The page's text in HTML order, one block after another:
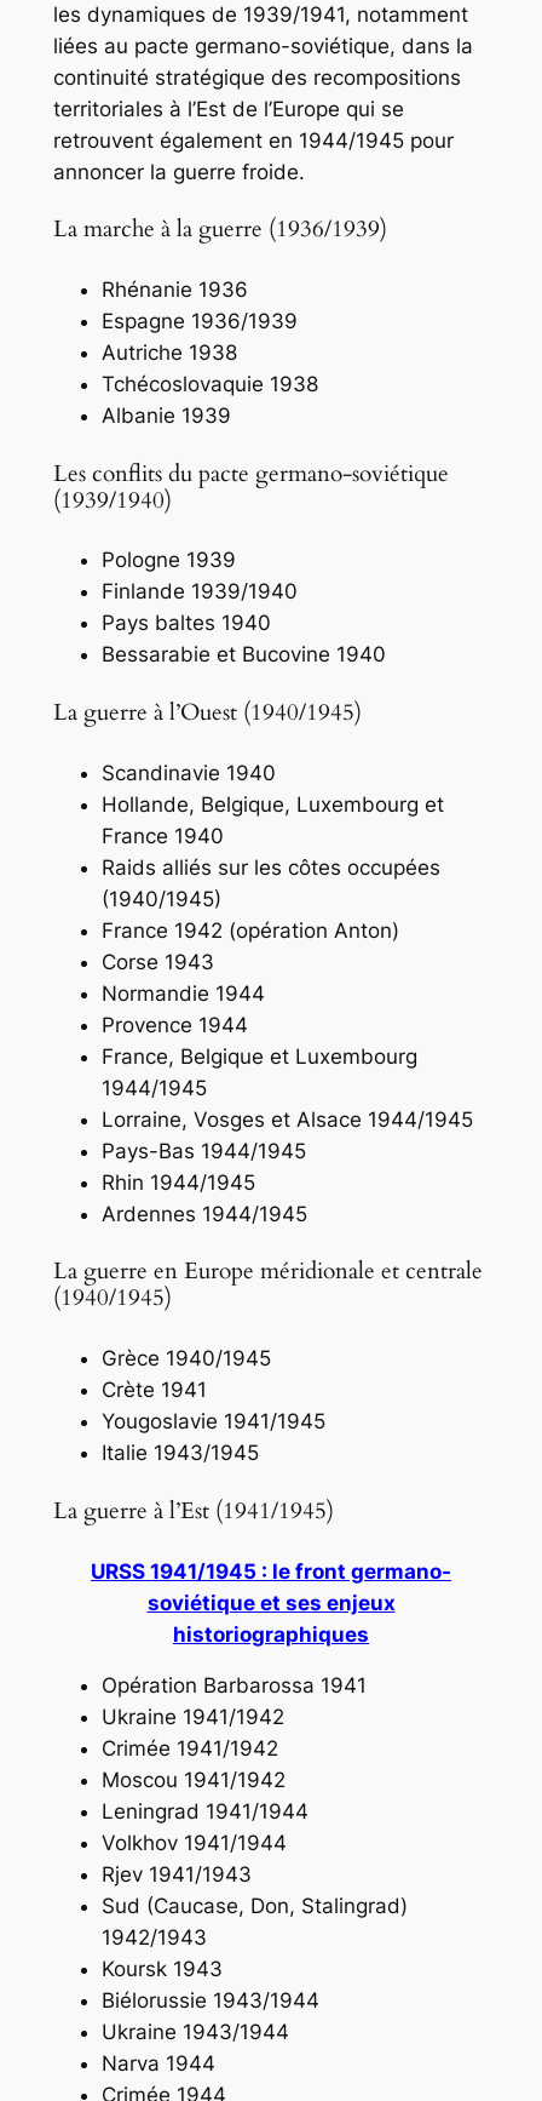
les dynamiques de 1939/1941, notamment
liées au pacte germano-soviétique, dans la
continuité stratégique des recompositions
territoriales à l’Est de l’Europe qui se
retrouvent également en 1944/1945 pour
annoncer la guerre froide.
La marche à la guerre (1936/1939)
Rhénanie 1936
Espagne 1936/1939
Autriche 1938
Tchécoslovaquie 1938
Albanie 1939
Les conflits du pacte germano-soviétique
(1939/1940)
Pologne 1939
Finlande 1939/1940
Pays baltes 1940
Bessarabie et Bucovine 1940
La guerre à l’Ouest (1940/1945)
Scandinavie 1940
Hollande, Belgique, Luxembourg et
France 1940
Raids alliés sur les côtes occupées
(1940/1945)
France 1942 (opération Anton)
Corse 1943
Normandie 1944
Provence 1944
France, Belgique et Luxembourg
1944/1945
Lorraine, Vosges et Alsace 1944/1945
Pays-Bas 1944/1945
Rhin 1944/1945
Ardennes 1944/1945
La guerre en Europe méridionale et centrale
(1940/1945)
Grèce 1940/1945
Crète 1941
Yougoslavie 1941/1945
Italie 1943/1945
La guerre à l’Est (1941/1945)
URSS 1941/1945 : le front germano-
soviétique et ses enjeux
historiographiques
Opération Barbarossa 1941
Ukraine 1941/1942
Crimée 1941/1942
Moscou 1941/1942
Leningrad 1941/1944
Volkhov 1941/1944
Rjev 1941/1943
Sud (Caucase, Don, Stalingrad)
1942/1943
Koursk 1943
Biélorussie 1943/1944
Ukraine 1943/1944
Narva 1944
Crimée 1944